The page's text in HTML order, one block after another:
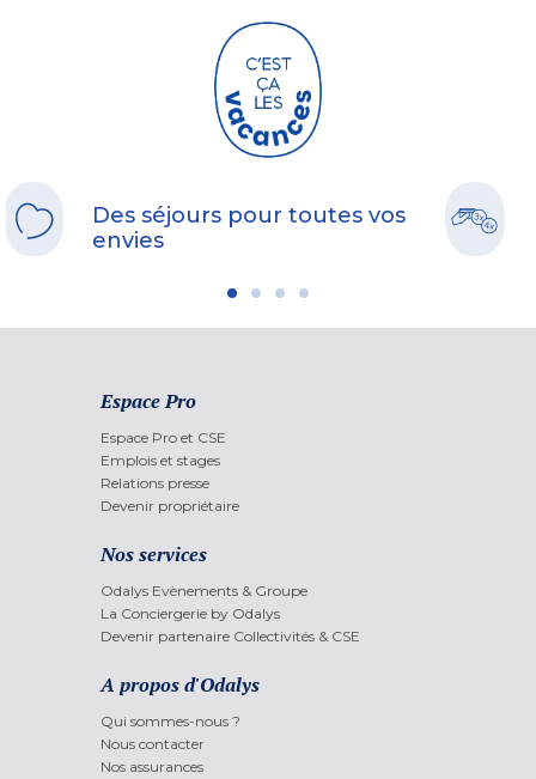
Des séjours pour toutes vos
envies
Espace Pro
Espace Pro et CSE
Emplois et stages
Relations presse
Devenir propriétaire
Nos services
Odalys Evènements & Groupe
La Conciergerie by Odalys
Devenir partenaire Collectivités & CSE
A propos d'Odalys
Qui sommes-nous ?
Nous contacter
Nos assurances